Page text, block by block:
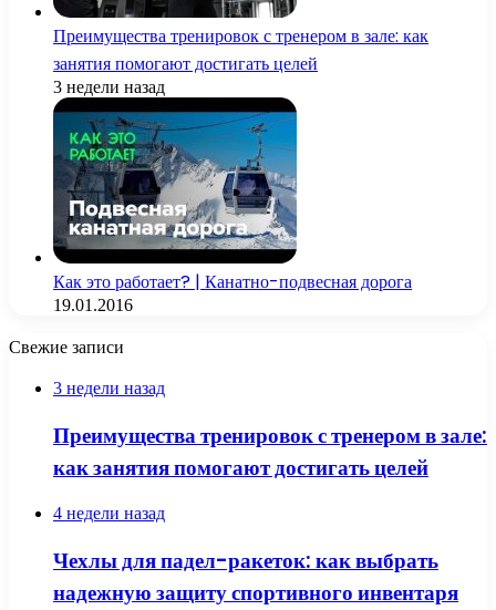
Преимущества тренировок с тренером в зале: как
занятия помогают достигать целей
3 недели назад
Как это работает? | Канатно-подвесная дорога
19.01.2016
Свежие записи
3 недели назад
Преимущества тренировок с тренером в зале:
как занятия помогают достигать целей
4 недели назад
Чехлы для падел-ракеток: как выбрать
надежную защиту спортивного инвентаря